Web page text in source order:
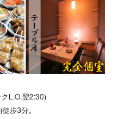
L.O.翌2:30)
歩3分｡